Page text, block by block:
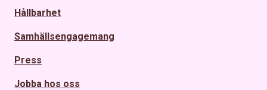
Hållbarhet
Samhällsengagemang
Press
Jobba hos oss